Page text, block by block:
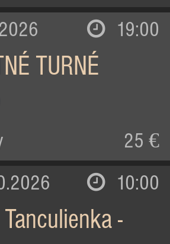
19:00
TURNÉ
25 €
10:00
-